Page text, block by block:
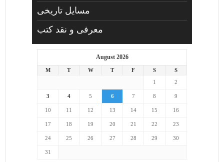
مسایل تاریخی
معرفی و نقد کتب
August 2026
M T W T F S
S
1
2
3 4 5 6 7 8 9
10 11 12 13 14 15 16
17 18 19 20 21 22 23
24 25 26 27 28 29 30
31